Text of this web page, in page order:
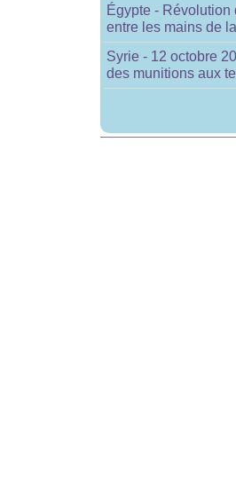
Égypte - Révolution
entre les mains de
Syrie - 12 octobre
des munitions aux